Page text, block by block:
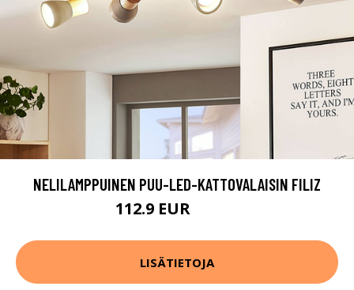
NELILAMPPUINEN PUU-LED-KATTOVALAISIN FILIZ
112.9 EUR
LISÄTIETOJA